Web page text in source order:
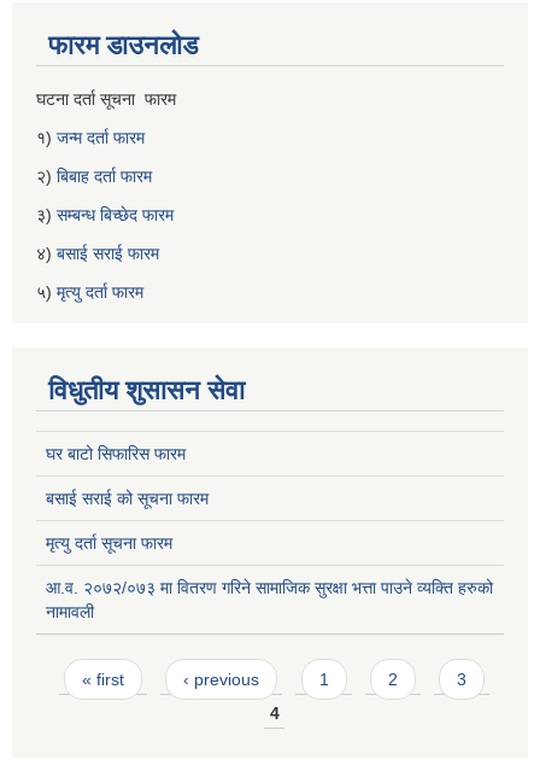
फारम डाउनलोड
घटना दर्ता सूचना फारम
१) जन्म दर्ता फारम
२) बिबाह दर्ता फारम
३) सम्बन्ध बिच्छेद फारम
४) बसाई सराई फारम
५) मृत्यु दर्ता फारम
विधुतीय शुसासन सेवा
घर बाटो सिफारिस फारम
बसाई सराई को सूचना फारम
मृत्यु दर्ता सूचना फारम
आ.व. २०७२/०७३ मा वितरण गरिने सामाजिक सुरक्षा भत्ता पाउने व्यक्ति हरुको
नामावली
Pages
« first ‹ previous 1 2
3
4